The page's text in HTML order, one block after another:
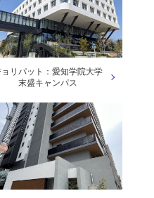
ョリパット：愛知学院大学
末盛キャンパス